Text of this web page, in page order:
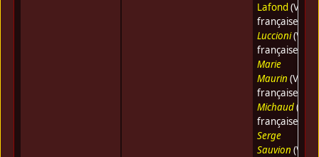
Lafond (Voix
française) •
Luccioni(Voix
française) •
Marie
Maurin (Voix
française) •
Michaud(Voix
française) •
Serge
Sauvion (Voix